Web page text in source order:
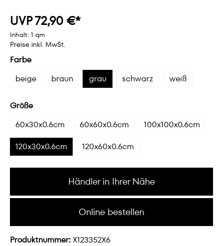
UVP 72,90 €*
Inhalt: 1 qm
Preise inkl. MwSt.
Farbe
beige
braun grau schwarz weiß
Größe
60x30x0.6cm
60x60x0.6cm
100x100x0.6cm
120x30x0.6cm
120x60x0.6cm
Händler in Ihrer Nähe
Online bestellen
Produktnummer:X123352X6